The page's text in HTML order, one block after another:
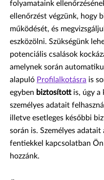
folyamataink
ellenőrzést végzünk, hogy
működését, és
eszközölni. Szükségünk
potenciális csalások
amelynek során
alapuló Profilalkotásra is
egyben biztosított is, úgy a
személyes adatait
illetve esetleges későbbi
során is. Személyes adatait
fentiekkel kapcsolatban
hozzánk.